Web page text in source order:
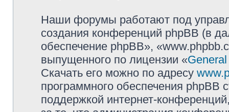
Наши форумы работают под
создания конференций phpBB (в
обеспечение phpBB»,
выпущенного по лицензии «
Скачать его можно по адресу
программного обеспечения phpBB
поддержкой интернет-